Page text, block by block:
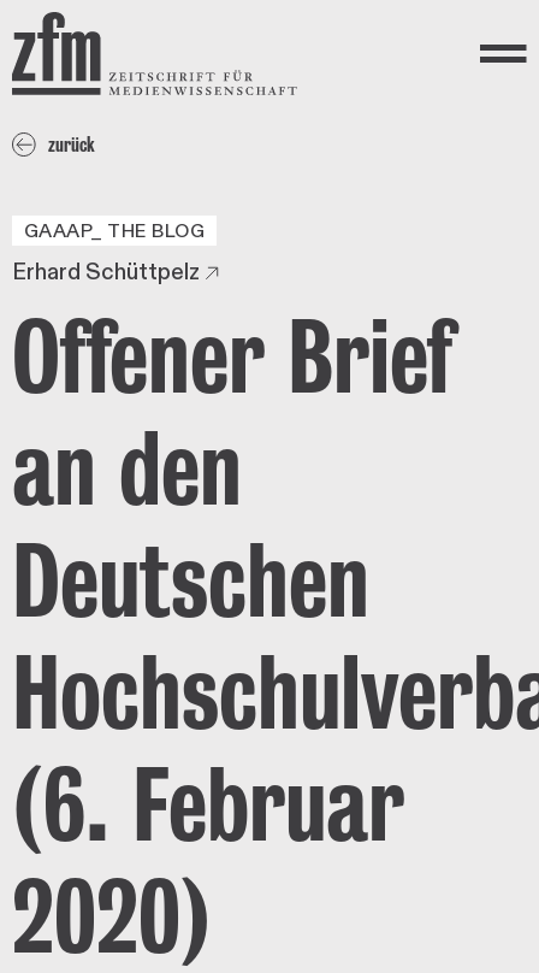
Direkt zum Inhalt
ZEITSCHRIFT FÜR
MEDIENWISSENSCHAFT
Menü
zurück
GAAAP_ THE BLOG
Erhard Schüttpelz
Offener Brief
an den
Deutschen
(6. Februar
2020)